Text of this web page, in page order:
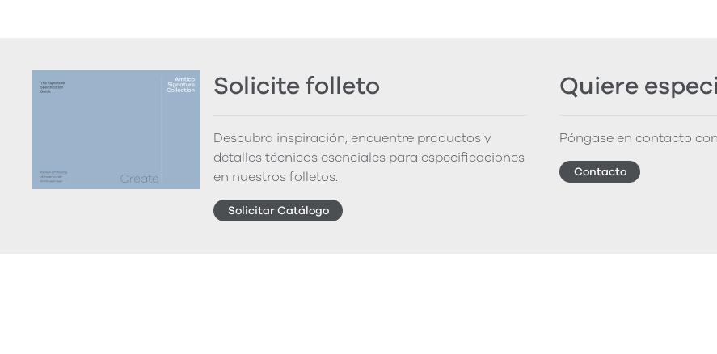
Solicite folleto
Descubra inspiración, encuentre productos y
detalles técnicos esenciales para especificaciones
en nuestros folletos.
Solicitar Catálogo
Quiere
Póngase en contacto
Contacto